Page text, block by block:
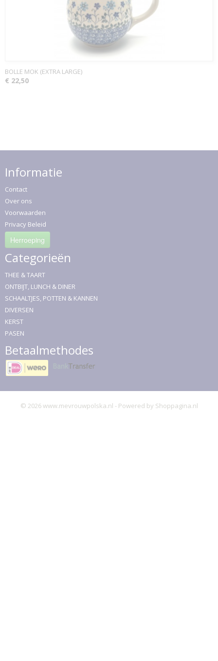
BOLLE MOK (EXTRA LARGE)
€ 22,50
Informatie
Contact
Over ons
Voorwaarden
Privacy Beleid
Herroeping
Categorieën
THEE & TAART
ONTBIJT, LUNCH & DINER
SCHAALTJES, POTTEN & KANNEN
DIVERSEN
KERST
PASEN
Betaalmethodes
© 2026 www.mevrouwpolska.nl - Powered by Shoppagina.nl